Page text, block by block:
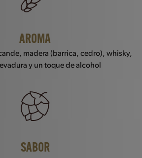
AROMA
madera (barrica, cedro), whisky,
y un toque de alcohol
SABOR